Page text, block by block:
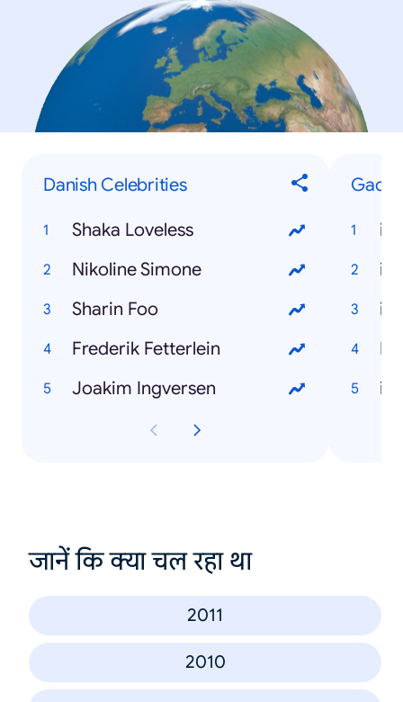
Danish Celebrities
Shaka Loveless
Nikoline Simone
Sharin Foo
Frederik Fetterlein
Joakim Ingversen
जानें कि क्या चल रहा था
2011
2010